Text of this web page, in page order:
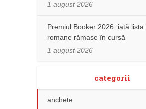
1 august 2026
Premiul Booker 2026: iată lista
romane rămase în cursă
1 august 2026
categorii
anchete